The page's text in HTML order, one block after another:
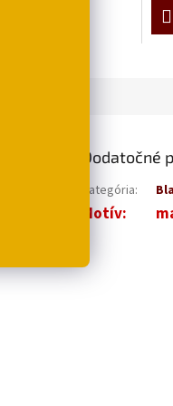
Dodatočné
Kategória:
Motív: